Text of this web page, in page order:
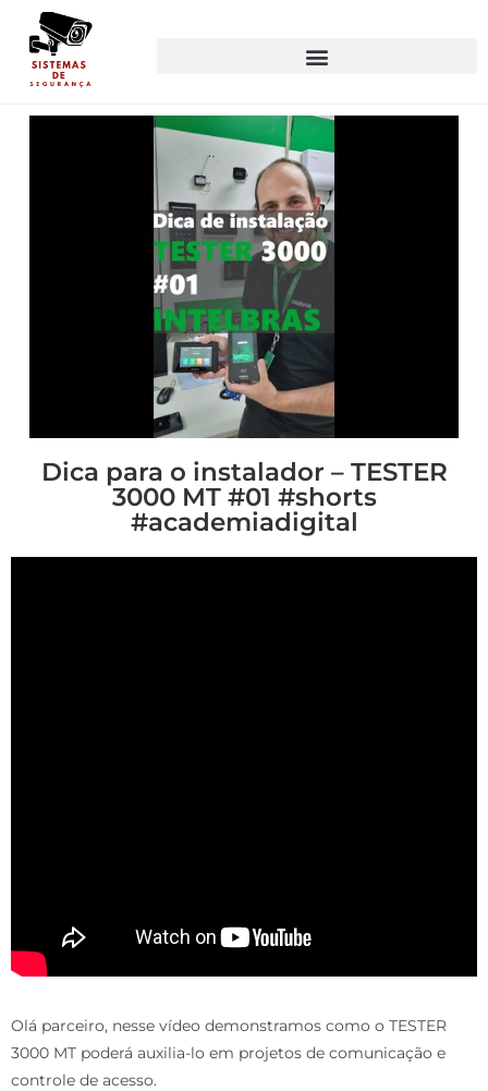
Dica para o instalador – TESTER
3000 MT #01 #shorts
#academiadigital
Olá parceiro, nesse vídeo demonstramos como o TESTER
3000 MT poderá auxilia-lo em projetos de comunicação e
controle de acesso.